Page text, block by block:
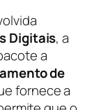
Digitais, a
a
de
fornece a